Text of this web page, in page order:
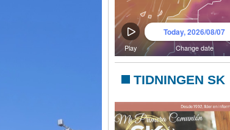
TIDNINGEN SK